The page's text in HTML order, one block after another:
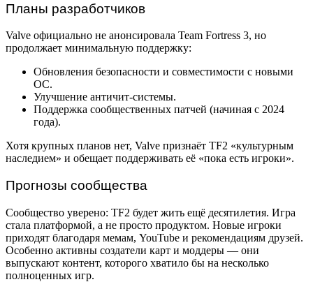
Планы разработчиков
Valve официально не анонсировала Team Fortress 3, но
продолжает минимальную поддержку:
Обновления безопасности и совместимости с новыми
ОС.
Улучшение античит-системы.
Поддержка сообщественных патчей (начиная с 2024
года).
Хотя крупных планов нет, Valve признаёт TF2 «культурным
наследием» и обещает поддерживать её «пока есть игроки».
Прогнозы сообщества
Сообщество уверено: TF2 будет жить ещё десятилетия. Игра
стала платформой, а не просто продуктом. Новые игроки
приходят благодаря мемам, YouTube и рекомендациям друзей.
Особенно активны создатели карт и моддеры — они
выпускают контент, которого хватило бы на несколько
полноценных игр.